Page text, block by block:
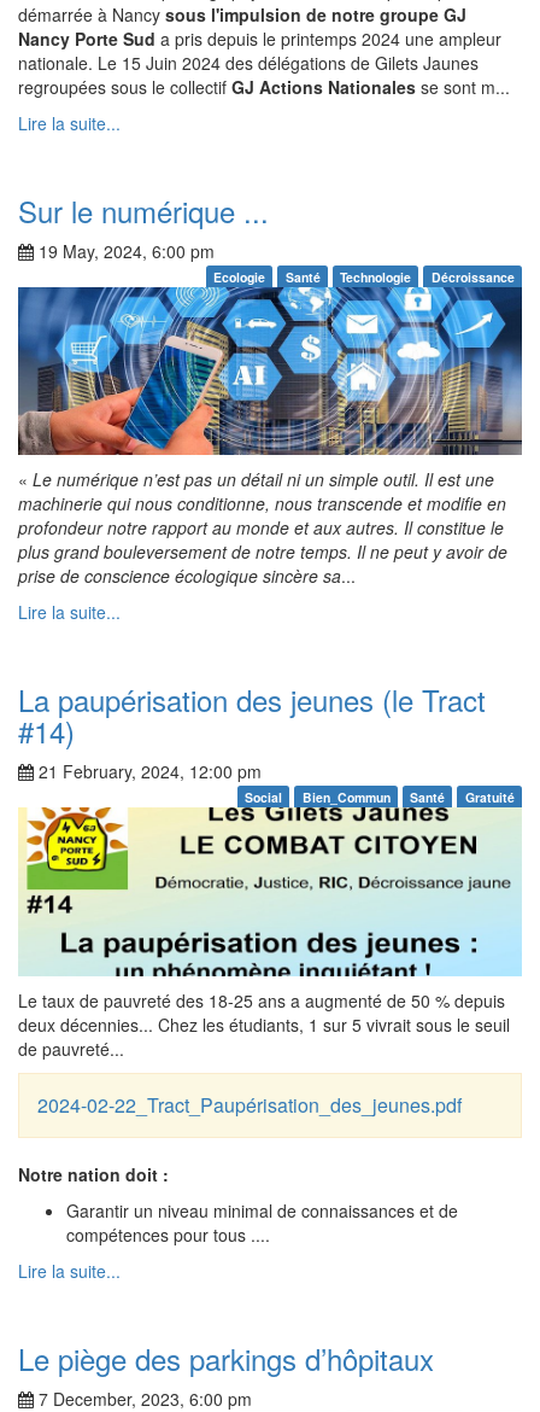
démarrée à Nancy sous l'impulsion de notre groupe GJ
Nancy Porte Sud a pris depuis le printemps 2024 une ampleur
nationale. Le 15 Juin 2024 des délégations de Gilets Jaunes
regroupées sous le collectif GJ Actions Nationales se sont m...
Lire la suite...
Sur le numérique ...
19 May, 2024, 6:00 pm
Ecologie Santé Technologie Décroissance
« Le numérique n’est pas un détail ni un simple outil. Il est une
machinerie qui nous conditionne, nous transcende et modifie en
profondeur notre rapport au monde et aux autres. Il constitue le
plus grand bouleversement de notre temps. Il ne peut y avoir de
prise de conscience écologique sincère sa...
Lire la suite...
La paupérisation des jeunes (le Tract
#14)
21 February, 2024, 12:00 pm
Social Bien_Commun Santé Gratuité
Le taux de pauvreté des 18-25 ans a augmenté de 50 % depuis
deux décennies... Chez les étudiants, 1 sur 5 vivrait sous le seuil
de pauvreté...
2024-02-22_Tract_Paupérisation_des_jeunes.pdf
Notre nation doit :
Garantir un niveau minimal de connaissances et de
compétences pour tous ....
Lire la suite...
Le piège des parkings d’hôpitaux
7 December, 2023, 6:00 pm